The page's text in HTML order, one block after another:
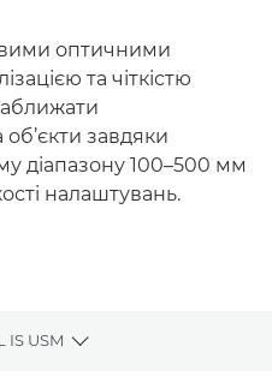
оптичними
та чіткістю
завдяки
діапазону 100–500 мм
налаштувань.
IS USM
Toggle breadcrumbs